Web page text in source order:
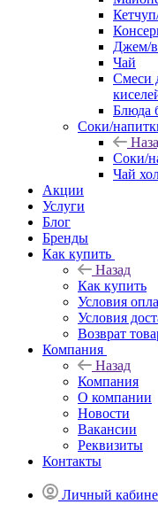
Джем/
Чай
Смеси
Блюда
Соки/
Соки/
Чай
Акции
Услуги
Блог
Бренды
Как купить
Назад
Как купить
Условия
Условия
Возврат
Компания
Назад
Компания
О компании
Новости
Вакансии
Реквизиты
Контакты
Личный